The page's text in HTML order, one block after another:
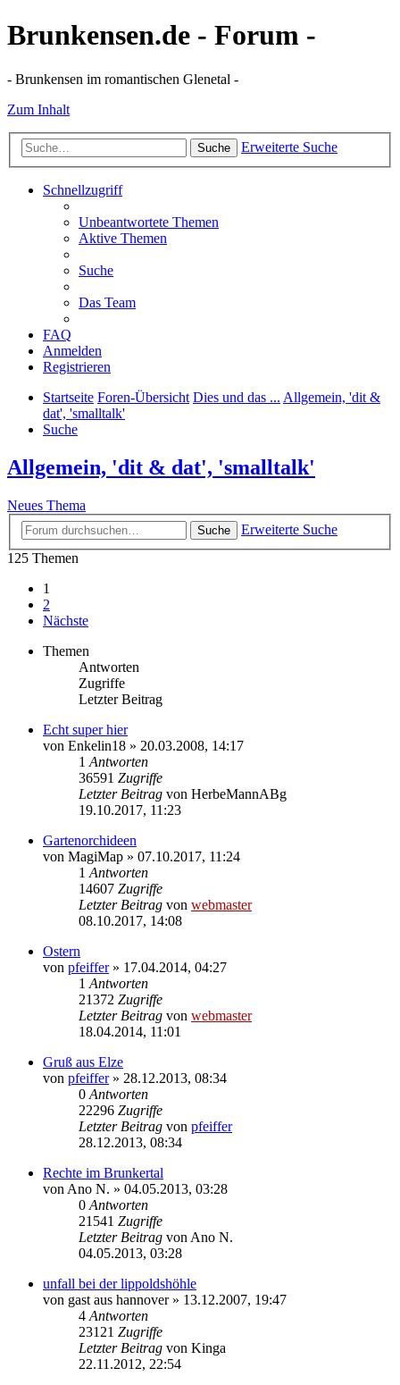
Brunkensen.de - Forum -
- Brunkensen im romantischen Glenetal -
Zum Inhalt
Suche Erweiterte Suche
Schnellzugriff
Unbeantwortete Themen
Aktive Themen
Suche
Das Team
FAQ
Anmelden
Registrieren
Startseite Foren-Übersicht Dies und das ... Allgemein, 'dit &
dat', 'smalltalk'
Suche
Allgemein, 'dit & dat', 'smalltalk'
Neues Thema
Suche
Erweiterte Suche
125 Themen
1
2
Nächste
Themen
Antworten
Zugriffe
Letzter Beitrag
Echt super hier
von Enkelin18 » 20.03.2008, 14:17
1 Antworten
36591 Zugriffe
Letzter Beitrag von HerbeMannABg
19.10.2017, 11:23
Gartenorchideen
von MagiMap » 07.10.2017, 11:24
1 Antworten
14607 Zugriffe
Letzter Beitrag von webmaster
08.10.2017, 14:08
Ostern
von pfeiffer» 17.04.2014, 04:27
1 Antworten
21372 Zugriffe
Letzter Beitrag von webmaster
18.04.2014, 11:01
Gruß aus Elze
von pfeiffer» 28.12.2013, 08:34
0 Antworten
22296 Zugriffe
Letzter Beitrag von pfeiffer
28.12.2013, 08:34
Rechte im Brunkertal
von Ano N. » 04.05.2013, 03:28
0 Antworten
21541 Zugriffe
Letzter Beitrag von Ano N.
04.05.2013, 03:28
unfall bei der lippoldshöhle
von gast aus hannover» 13.12.2007, 19:47
4 Antworten
23121 Zugriffe
Letzter Beitrag von Kinga
22.11.2012, 22:54